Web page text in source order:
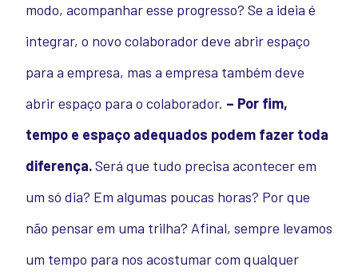
modo, acompanhar esse progresso? Se a ideia é
integrar, o novo colaborador deve abrir espaço
para a empresa, mas a empresa também deve
abrir espaço para o colaborador. – Por fim,
tempo e espaço adequados podem fazer toda
diferença.Será que tudo precisa acontecer em
um só dia? Em algumas poucas horas? Por que
não pensar em uma trilha? Afinal, sempre levamos
um tempo para nos acostumar com qualquer